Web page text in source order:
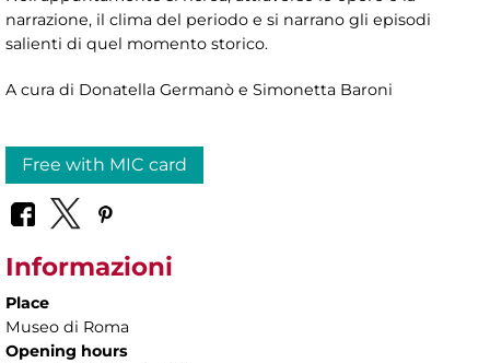
narrazione, il clima del periodo e si narrano gli episodi
salienti di quel momento storico.
A cura di Donatella Germanò e Simonetta Baroni
Free with MIC card
Informazioni
Place
Museo di Roma
Opening hours